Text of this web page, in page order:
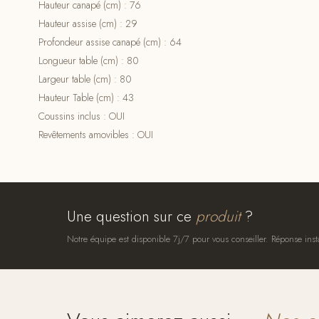
Hauteur canapé (cm) : 76
Hauteur assise (cm) : 29
Profondeur assise canapé (cm) : 64
Longueur table (cm) : 80
Largeur table (cm) : 80
Hauteur Table (cm) : 43
Coussins inclus : OUI
Revêtements amovibles : OUI
Une question sur ce produit?
Notre équipe est disponible 7j/7 pour vous conseiller. Réponse